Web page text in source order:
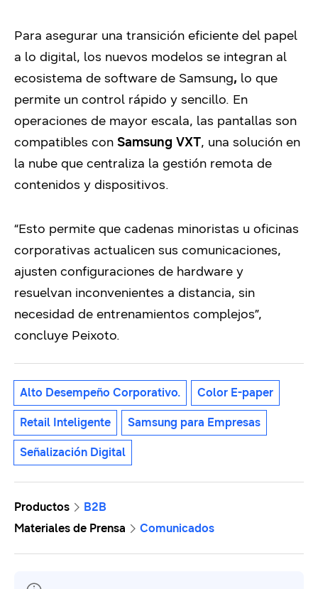
Para asegurar una transición eficiente del papel
a lo digital, los nuevos modelos se integran al
ecosistema de software de Samsung, lo que
permite un control rápido y sencillo. En
operaciones de mayor escala, las pantallas son
compatibles con Samsung VXT, una solución en
la nube que centraliza la gestión remota de
contenidos y dispositivos.
“Esto permite que cadenas minoristas u oficinas
corporativas actualicen sus comunicaciones,
ajusten configuraciones de hardware y
resuelvan inconvenientes a distancia, sin
necesidad de entrenamientos complejos”,
concluye Peixoto.
Alto Desempeño Corporativo. Color E-paper
Retail Inteligente Samsung para Empresas
Señalización Digital
Productos
B2B
Materiales de Prensa
Comunicados